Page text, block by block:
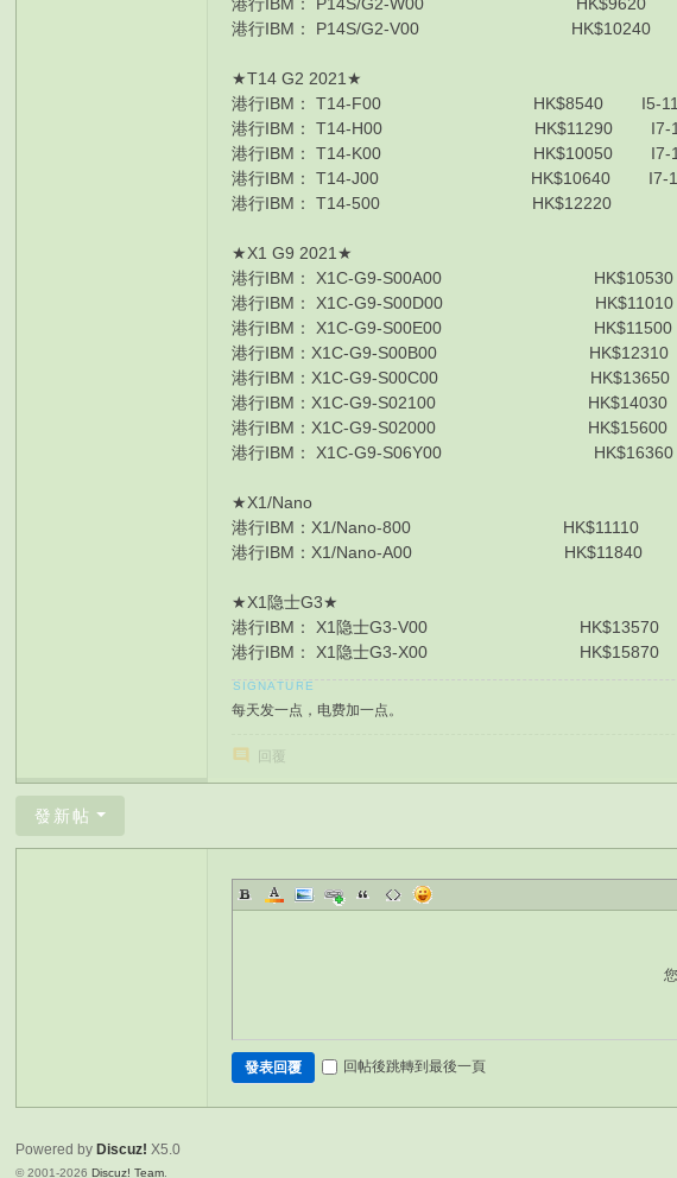
港行IBM： P14S/G2-V00 HK$10240 I7-
★T14 G2 2021★
港行IBM： T14-F00 HK$8540 I5-1135G78G/
港行IBM： T14-H00 HK$11290 I7-
港行IBM： T14-K00 HK$10050 I7-1165G7/
港行IBM： T14-J00 HK$10640 I7-1165G7/
港行IBM： T14-500 HK$12220 I7-1165G7/
★X1 G9 2021★
港行IBM： X1C-G9-S00A00 HK$10530 i5-
港行IBM： X1C-G9-S00D00 HK$11010 i5-
港行IBM： X1C-G9-S00E00 HK$11500 i7-
港行IBM：X1C-G9-S00B00 HK$12310 i7-
港行IBM：X1C-G9-S00C00 HK$13650 i7-
港行IBM：X1C-G9-S02100 HK$14030 i7-
港行IBM：X1C-G9-S02000 HK$15600 i7-
港行IBM： X1C-G9-S06Y00 HK$16360 i7-
★X1/Nano
港行IBM：X1/Nano-800 HK$11110 I7-1160G7/
港行IBM：X1/Nano-A00 HK$11840 I7-1160G7/
★X1隐士G3★
港行IBM： X1隐士G3-V00 HK$13570 I7-
港行IBM： X1隐士G3-X00 HK$15870 I7-
每天发一点，电费加一点。
回覆
發新帖
發表回覆 回帖後跳轉到最後一頁
Powered by Discuz! X5.0
© 2001-2026Discuz! Team